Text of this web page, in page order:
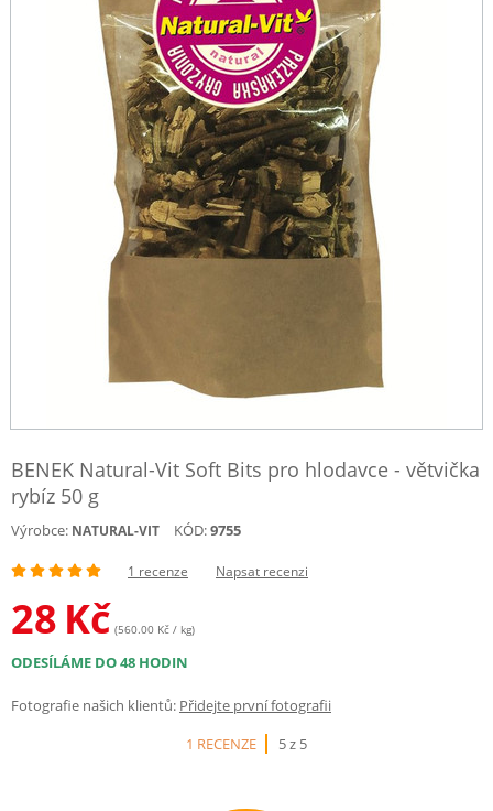
BENEK Natural-Vit Soft Bits pro hlodavce - větvička
rybíz 50 g
Výrobce: NATURAL-VIT KÓD:9755
1 recenze Napsat recenzi
28 Kč (560.00 Kč / kg)
ODESÍLÁME DO 48 HODIN
Fotografie našich klientů: Přidejte první fotografii
1 RECENZE
5 z 5